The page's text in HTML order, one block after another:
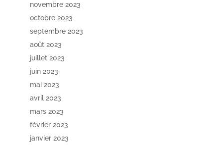
novembre 2023
octobre 2023
septembre 2023
août 2023
juillet 2023
juin 2023
mai 2023
avril 2023
mars 2023
février 2023
janvier 2023